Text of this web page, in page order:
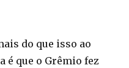
do que isso ao
é que o Grêmio fez